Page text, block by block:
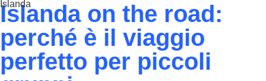
Islanda on the road:
perché è il viaggio
perfetto per piccoli